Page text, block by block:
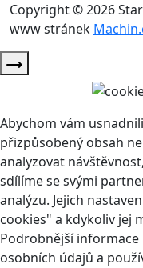
Copyright © 2026
www stránek
Abychom vám
přizpůsobený obsah
analyzovat
sdílíme se svými
analýzu. Jejich
cookies" a kdykoliv jej
Podrobnější informace
osobních údajů a